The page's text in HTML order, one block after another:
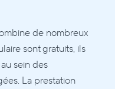
de nombreux
sont gratuits, ils
sein des
La prestation